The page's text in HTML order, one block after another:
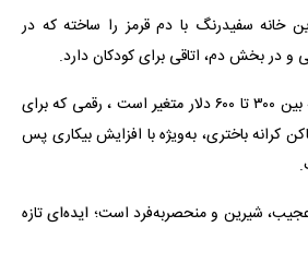
خانه سفیدرنگ با دم قرمز را ساخته که در
در بخش دم، اتاقی برای کودکان دارد.
قیمت اجاره شبانه این خانه بین ۳۰۰ تا ۶۰۰ دلار متغیر است ، رقمی که برای
کرانه باختری، به‌ویژه با افزایش بیکاری پس
شیرین و منحصربه‌فرد است؛ ایده‌ای تازه